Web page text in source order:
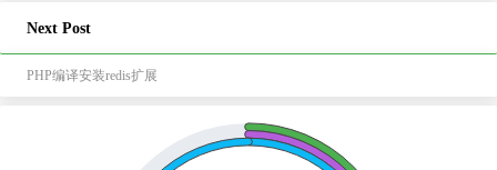
Next Post
PHP编译安装redis扩展